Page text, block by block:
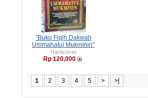
"Buku Fiqih Dakwah
Ummahatul Mukminin"
Hardcover
Rp 120,000
1 2 3 4 5 > >|